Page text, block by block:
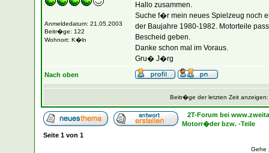
Anmeldedatum: 21.05.2003
Beitr�ge: 122
Wohnort: K�ln
Hallo zusammen.
Suche f�r mein neues Spielzeug noch
der Baujahre 1980-1982. Motorteile
Bescheid geben.
Danke schon mal im Voraus.
Gru� J�rg
Nach oben
Beitr�ge der letzten Zeit
2T-Forum bei
Motorr�der bzw. -Teile
Seite 1von 1
Gehe